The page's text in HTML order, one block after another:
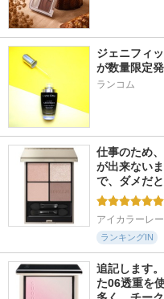
ジェニフィ
が数量限定
ランコム
仕事のため
が出来ない
で、ダメだ
アイカラーレ
ランキングIN
追記します
た06透重を